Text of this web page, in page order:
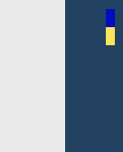
Перейти